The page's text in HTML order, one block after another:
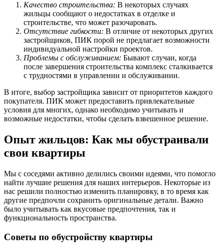
Качество строительства: В некоторых случаях
жильцы сообщают о недостатках в отделке и
строительстве, что может разочаровать.
Отсутствие гибкости: В отличие от некоторых других
застройщиков, ПИК порой не предлагает возможности
индивидуальной настройки проектов.
Проблемы с обслуживанием: Бывают случаи, когда
после завершения строительства комплекс сталкивается
с трудностями в управлении и обслуживании.
В итоге, выбор застройщика зависит от приоритетов каждого
покупателя. ПИК может предоставить привлекательные
условия для многих, однако необходимо учитывать и
возможные недостатки, чтобы сделать взвешенное решение.
Опыт жильцов: Как мы обустраивали
свои квартиры
Мы с соседями активно делились своими идеями, что помогло
найти лучшие решения для наших интерьеров. Некоторые из
нас решили полностью изменить планировку, в то время как
другие предпочли сохранить оригинальные детали. Важно
было учитывать как вкусовые предпочтения, так и
функциональность пространства.
Советы по обустройству квартиры